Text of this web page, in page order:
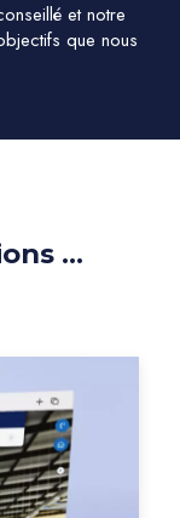
et notre
que nous
...